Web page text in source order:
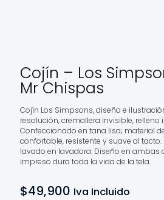
Cojín – Los
Mr Chispas
Cojín Los Simpsons, diseño e
resolución, cremallera invisible, relleno
Confeccionado en tana lisa; material
confortable, resistente y suave al
lavado en lavadora. Diseño en ambas
impreso dura toda la vida de la tela.
$49,900 Iva Incluido